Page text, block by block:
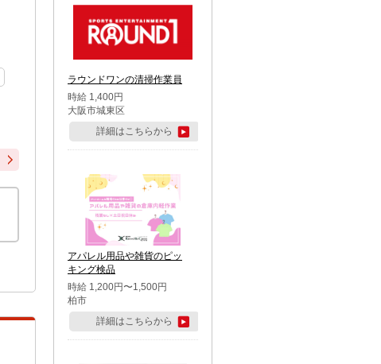
ラウンドワンの清掃作業員
時給 1,400円
大阪市城東区
詳細はこちらから
アパレル用品や雑貨のピッ
キング検品
時給 1,200円〜1,500円
柏市
詳細はこちらから